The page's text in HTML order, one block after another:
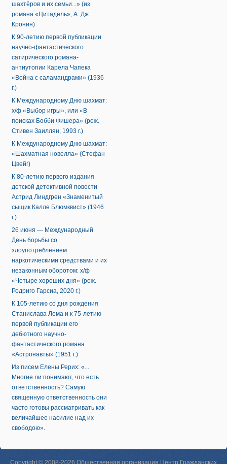
шахтёров и их семьи...» (из
романа «Цитадель», А. Дж.
Кронин)
К 90-летию первой публикации
научно-фантастического
сатирического романа-
антиутопии Карела Чапека
«Война с саламандрами» (1936
г.)
К Международному Дню шахмат:
х/ф «Выбор игры», или «В
поисках Бобби Фишера» (реж.
Стивен Заиллян, 1993 г.)
К Международному Дню шахмат:
«Шахматная новелла» (Стефан
Цвейг)
К 80-летию первого издания
детской детективной повести
Астрид Линдгрен «Знаменитый
сыщик Калле Блюмквист» (1946
г.)
26 июня — Международный
День борьбы со
злоупотреблением
наркотическими средствами и их
незаконным оборотом: х/ф
«Четыре хороших дня» (реж.
Родриго Гарсиа, 2020 г.)
К 105-летию со дня рождения
Станислава Лема и к 75-летию
первой публикации его
дебютного научно-
фантастического романа
«Астронавты» (1951 г.)
Из писем Елены Рерих: «...
Многие ли понимают, что есть
ответственность? Самую
священную ответственность они
часто готовы рассматривать как
величайшее насилие над их
свободою».
Copyright © 2008-2026 Общественная организация Центр Гражданских